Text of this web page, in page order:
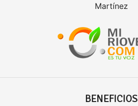
Martínez
BENEFICIOS